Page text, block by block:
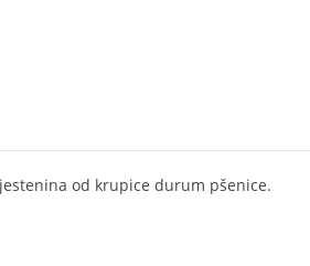
od krupice durum pšenice.